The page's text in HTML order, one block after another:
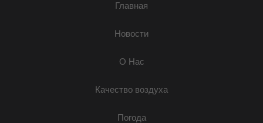
Главная
Новости
О Нас
Качество воздуха
Погода